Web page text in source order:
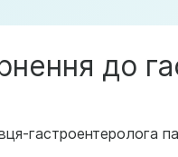
до
гастроентеролога